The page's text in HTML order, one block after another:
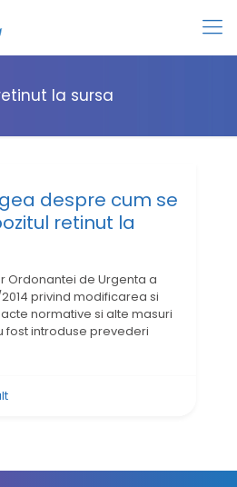
la sursa
despre cum se
retinut la
Ordonantei de Urgenta a
privind modificarea si
normative si alte masuri
introduse prevederi